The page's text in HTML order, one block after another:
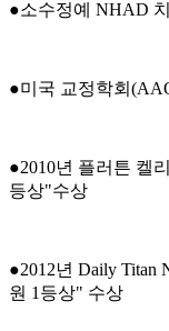
●소수정예 NHAD
●미국 교정학회
●2010년 플러튼 켈
등상"수상
●2012년 Daily Titan
원 1등상" 수상